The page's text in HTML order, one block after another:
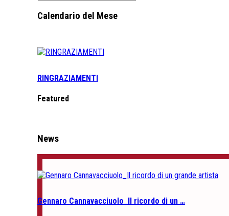
Calendario del Mese
RINGRAZIAMENTI
Featured
News
Gennaro Cannavacciuolo_Il ricordo di un …